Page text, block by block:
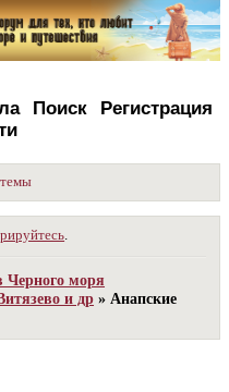
Поиск
Регистрация
Черного моря
и др » Анапские